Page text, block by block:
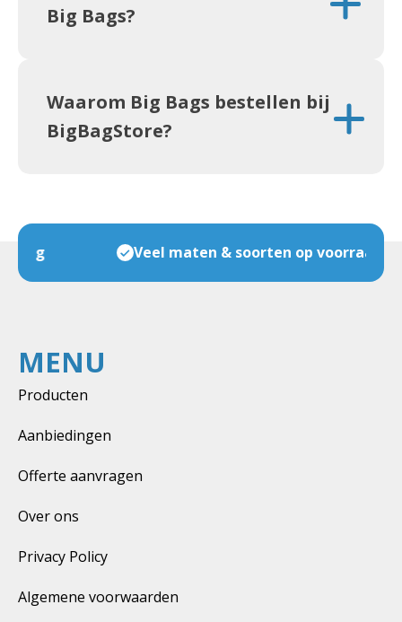
Big Bags?
Waarom Big Bags bestellen bij
BigBagStore?
Veel maten & soorten op voorraad
MENU
Producten
Aanbiedingen
Offerte aanvragen
Over ons
Privacy Policy
Algemene voorwaarden